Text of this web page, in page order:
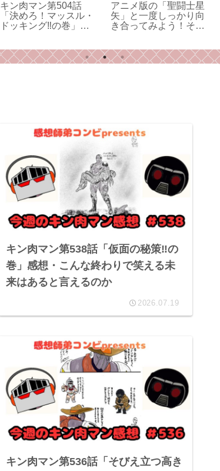
キン肉マン第504話
「決めろ！マッスル・
ドッキング‼の巻」感
アニメ版の「聖闘士星
矢」と一度しっかり向
き合ってみよう！その
キン肉マン第538話「仮面の秘策‼︎の
巻」感想・こんな終わりで笑える未
来はあると言えるのか
2026.07.19
キン肉マン第536話「そびえ立つ高き